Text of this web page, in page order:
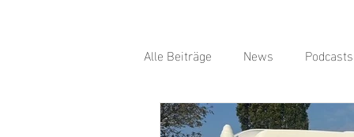
Alle Beiträge News Podcasts
Bratwurst Burger